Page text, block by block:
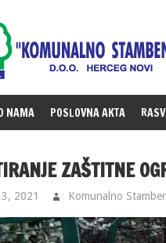
NAMA POSLOVNA AKTA
ZAŠTITNE
2021 Komunalno